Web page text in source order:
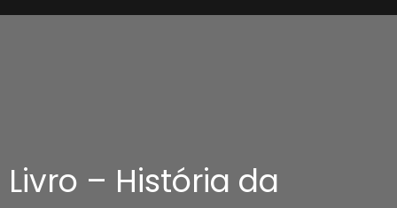
Livro – História da